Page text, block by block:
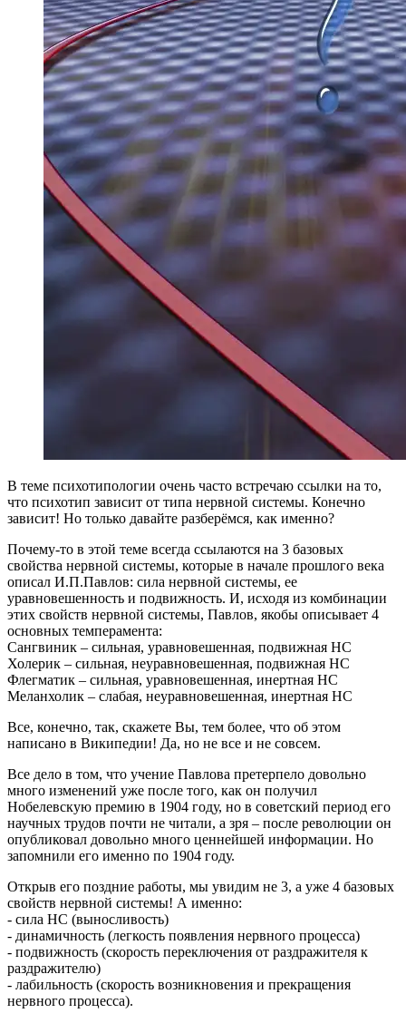
В теме психотипологии очень часто встречаю ссылки на то,
что психотип зависит от типа нервной системы. Конечно
зависит! Но только давайте разберёмся, как именно?
Почему-то в этой теме всегда ссылаются на 3 базовых
свойства нервной системы, которые в начале прошлого века
описал И.П.Павлов: сила нервной системы, ее
уравновешенность и подвижность. И, исходя из комбинации
этих свойств нервной системы, Павлов, якобы описывает 4
основных темперамента:
Сангвиник – сильная, уравновешенная, подвижная НС
Холерик – сильная, неуравновешенная, подвижная НС
Флегматик – сильная, уравновешенная, инертная НС
Меланхолик – слабая, неуравновешенная, инертная НС
Все, конечно, так, скажете Вы, тем более, что об этом
написано в Википедии! Да, но не все и не совсем.
Все дело в том, что учение Павлова претерпело довольно
много изменений уже после того, как он получил
Нобелевскую премию в 1904 году, но в советский период его
научных трудов почти не читали, а зря – после революции он
опубликовал довольно много ценнейшей информации. Но
запомнили его именно по 1904 году.
Открыв его поздние работы, мы увидим не 3, а уже 4 базовых
свойств нервной системы! А именно:
- сила НС (выносливость)
- динамичность (легкость появления нервного процесса)
- подвижность (скорость переключения от раздражителя к
раздражителю)
- лабильность (скорость возникновения и прекращения
нервного процесса).